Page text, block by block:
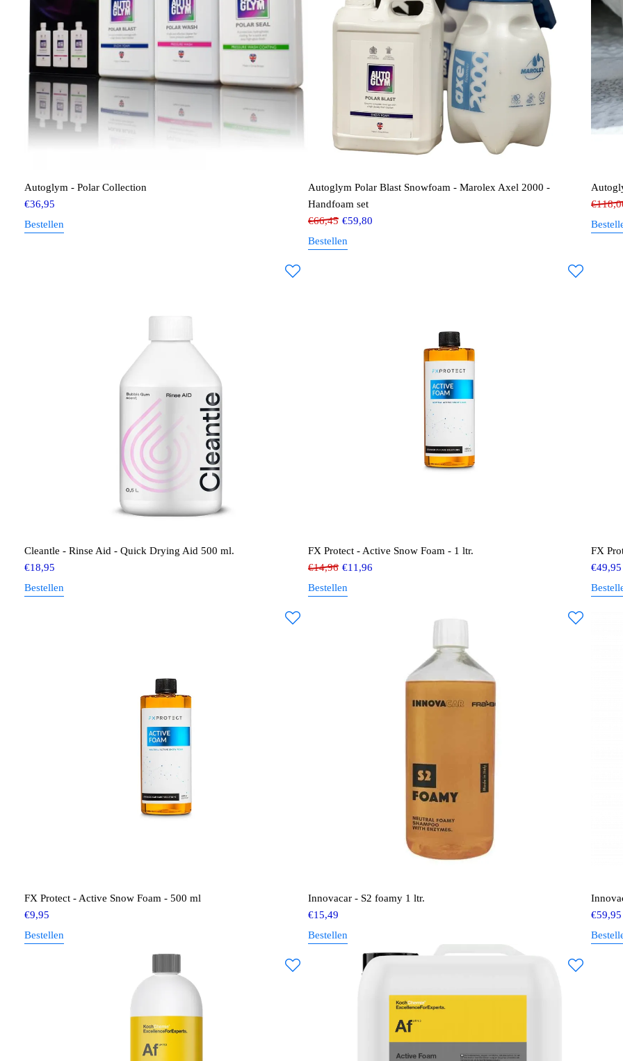
Autoglym - Polar Collection
€36,95
Bestellen
Autoglym Polar Blast Snowfoam - Marolex Axel 2000 -
Handfoam set
€66,45 €59,80
Bestellen
€
Cleantle - Rinse Aid - Quick Drying Aid 500 ml.
€18,95
Bestellen
FX Protect - Active Snow Foam - 1 ltr.
€14,96 €11,96
Bestellen
FX
€49,95
FX Protect - Active Snow Foam - 500 ml
€9,95
Bestellen
Innovacar - S2 foamy 1 ltr.
€15,49
Bestellen
€59,95